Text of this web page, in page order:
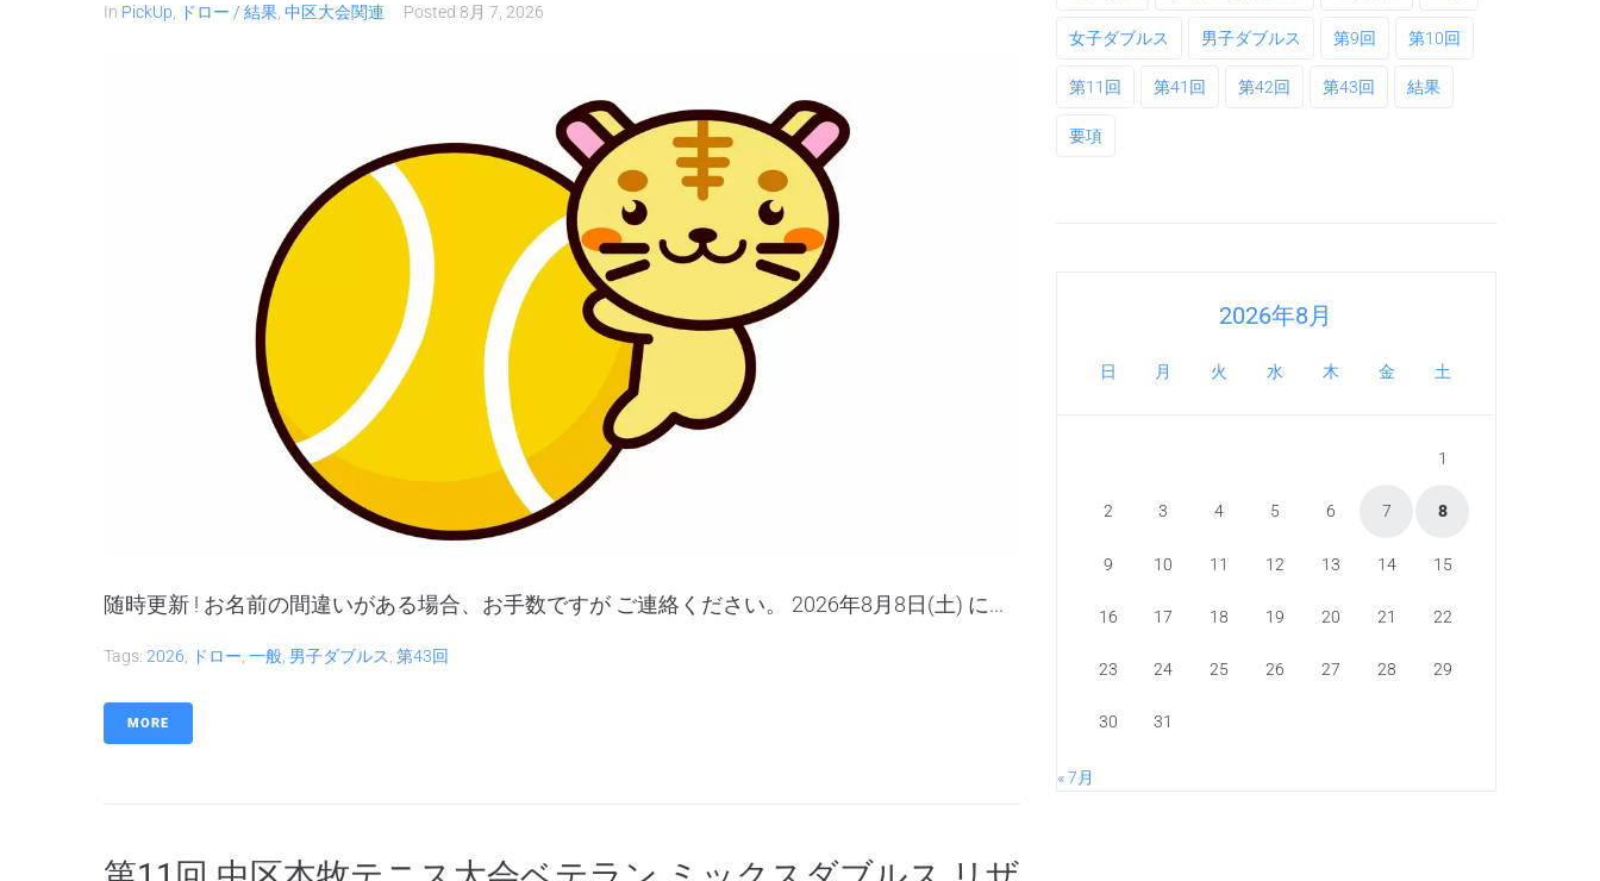
In PickUp ドロー / 結果 中区大会関連 Posted 8月 7, 2026
随時更新 ! お名前の間違いがある場合、お手数ですが ご連絡ください。 2026年8月8日(土) に...
Tags: 2026 ドロー 一般 男子ダブルス 第43回
MORE
女子ダブルス 男子ダブルス 第9回 第10回
第11回 第41回 第42回 第43回 結果
要項
2026年8月
日 月 火 水 木 金 土
1
2 3 4 5 6 7 8
9 10 11 12 13 14 15
16 17 18 19 20 21 22
23 24 25 26 27 28 29
30 31
« 7月